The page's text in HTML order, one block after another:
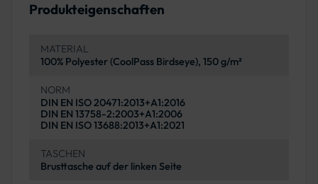
Produkteigenschaften
MATERIAL
100% Polyester (CoolPass Birdseye), 150 g/m²
NORM
DIN EN ISO 20471:2013+A1:2016
DIN EN 13758-2:2003+A1:2006
DIN EN ISO 13688:2013+A1:2021
TASCHEN
Brusttasche auf der linken Seite